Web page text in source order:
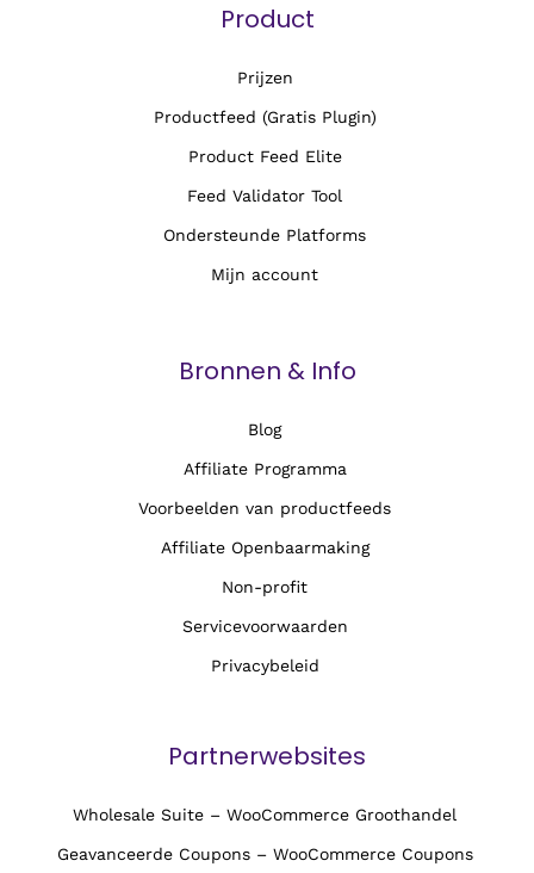
Product
Prijzen
Productfeed (Gratis Plugin)
Product Feed Elite
Feed Validator Tool
Ondersteunde Platforms
Mijn account
Bronnen & Info
Blog
Affiliate Programma
Voorbeelden van productfeeds
Affiliate Openbaarmaking
Non-profit
Servicevoorwaarden
Privacybeleid
Partnerwebsites
Wholesale Suite – WooCommerce Groothandel
Geavanceerde Coupons – WooCommerce Coupons